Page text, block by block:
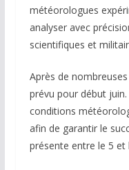
météorologues
analyser avec
scientifiques et
Après de
prévu pour début
conditions
afin de garantir le
présente entre le 5 et